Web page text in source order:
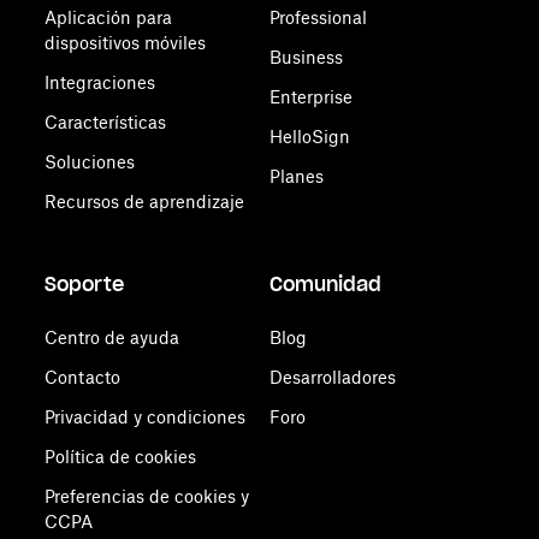
Aplicación para
dispositivos móviles
Integraciones
Características
Soluciones
Recursos de aprendizaje
Professional
Business
Enterprise
HelloSign
Planes
Soporte
Centro de ayuda
Contacto
Privacidad y condiciones
Política de cookies
Preferencias de cookies y
CCPA
Comunidad
Blog
Desarrolladores
Foro